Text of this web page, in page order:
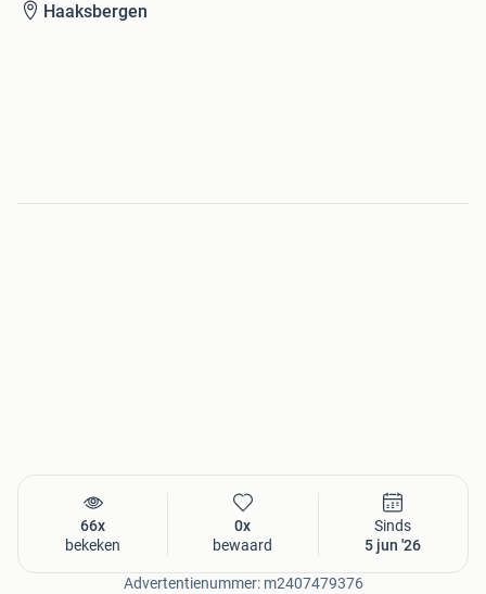
Haaksbergen
66x
bekeken
0x
bewaard
Sinds
5 jun '26
Advertentienummer: m2407479376